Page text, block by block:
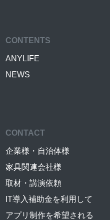
CONTENTS
ANYLIFE
NEWS
CONTACT
企業様・自治体様
家具関連会社様
取材・講演依頼
IT導入補助金を利用して
アプリ制作を希望される